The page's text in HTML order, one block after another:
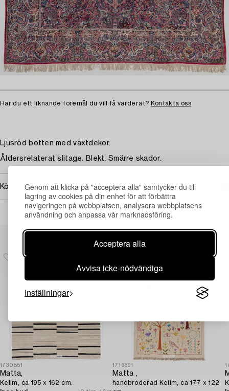
Genom att klicka på "acceptera alla" samtycker du till
lagring av cookies på din enhet för att förbättra
navigeringen på webbplatsen, analysera webbplatsens
användning och anpassa vår marknadsföring.
Acceptera alla
Avvisa icke-nödvändiga
Inställningar
Har du ett liknande föremål du vill få värderat? Kontakta oss
Ljusröd botten med växtdekor.
Åldersrelaterat slitage. Blekt. Smärre skador.
Köpinformation
Andra har även tittat på
1730851
Matta,
Kelim, ca 195 x 162 cm.
1716691
Matta ,
handbroderad Kelim, ca 177 x 122